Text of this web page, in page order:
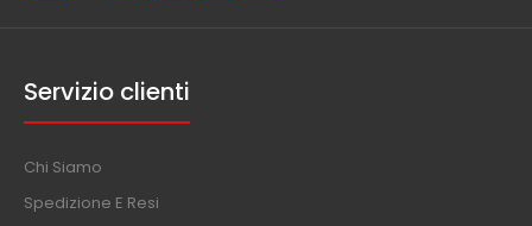
Servizio clienti
Chi Siamo
Spedizione E Resi